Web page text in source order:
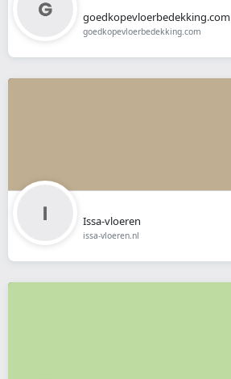
goedkopevloerbedekking.com
goedkopevloerbedekking.com
Issa-vloeren
issa-vloeren.nl